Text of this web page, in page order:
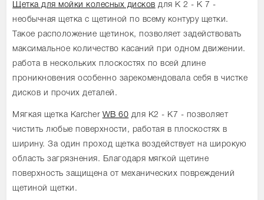
Щетка для мойки колесных дисков для K 2 - K 7 -
необычная щетка с щетиной по всему контуру щетки.
Такое расположение щетинок, позволяет задействовать
максимальное количество касаний при одном движении.
работа в нескольких плоскостях по всей длине
проникновения особенно зарекомендовала себя в чистке
дисков и прочих деталей.
Мягкая щетка Karcher WB 60 для K2 - K7 - позволяет
чистить любые поверхности, работая в плоскостях в
ширину. За один проход щетка воздействует на широкую
область загрязнения. Благодаря мягкой щетине
поверхность защищена от механических повреждений
щетиной щетки.